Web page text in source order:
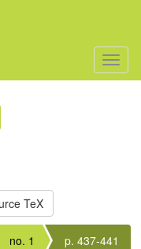
no. 1 p. 437-441